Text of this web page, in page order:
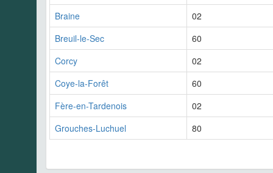
Braine
02
Breuil-le-Sec
60
Corcy
02
Coye-la-Forêt
60
Fère-en-Tardenois
02
Grouches-Luchuel
80